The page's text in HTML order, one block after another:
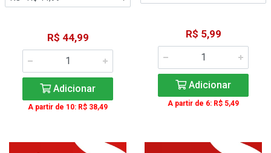
R$ 44,99
Adicionar
A partir de 10: R$ 38,49
R$ 5,99
Adicionar
A partir de 6: R$ 5,49